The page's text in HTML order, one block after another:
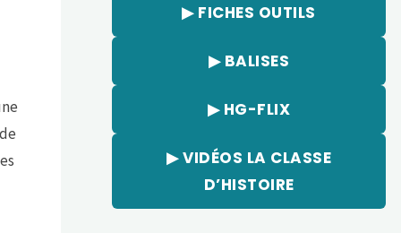
▶︎ FICHES OUTILS
▶︎ BALISES
▶︎ HG-FLIX
▶︎ VIDÉOS LA CLASSE
D’HISTOIRE